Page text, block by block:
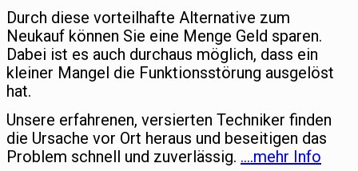
Durch diese vorteilhafte Alternative zum
Neukauf können Sie eine Menge Geld sparen.
Dabei ist es auch durchaus möglich, dass ein
kleiner Mangel die Funktionsstörung ausgelöst
hat.
Unsere erfahrenen, versierten Techniker finden
die Ursache vor Ort heraus und beseitigen das
Problem schnell und zuverlässig. ….mehr Info